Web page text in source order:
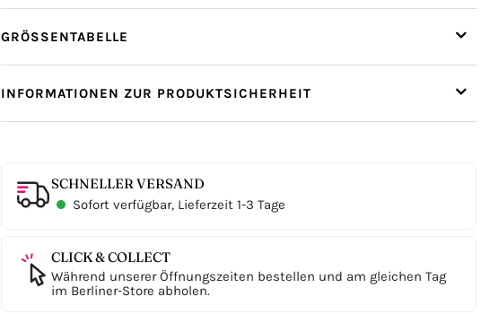
GRÖSSENTABELLE
INFORMATIONEN ZUR PRODUKTSICHERHEIT
SCHNELLER VERSAND
Sofort verfügbar, Lieferzeit 1-3 Tage
CLICK & COLLECT
Während unserer Öffnungszeiten bestellen und am gleichen Tag
im Berliner-Store abholen.